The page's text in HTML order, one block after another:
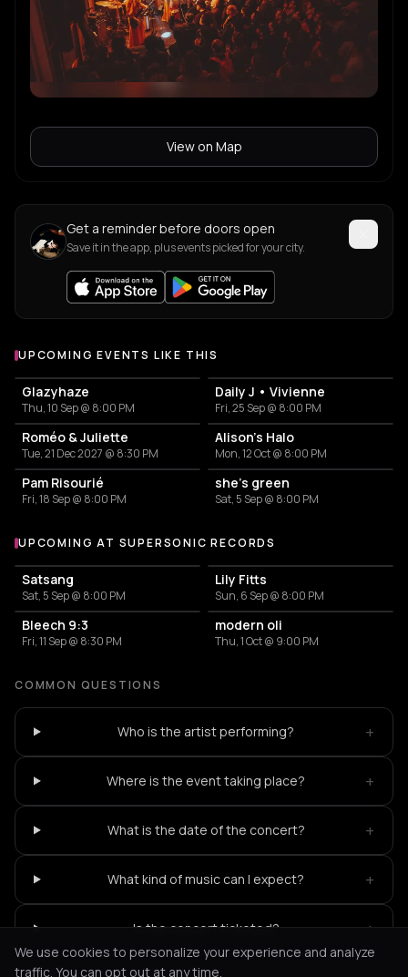
View on Map
Get a reminder before doors open
Save it in the app, plus events picked for your city.
UPCOMING EVENTS LIKE THIS
Glazyhaze
Thu, 10 Sep @ 8:00 PM
Daily J • Vivienne
Fri, 25 Sep @ 8:00 PM
Roméo & Juliette
Tue, 21 Dec 2027 @ 8:30 PM
Alison's Halo
Mon, 12 Oct @ 8:00 PM
Pam Risourié
Fri, 18 Sep @ 8:00 PM
she’s green
Sat, 5 Sep @ 8:00 PM
More events at Supersonic Records
UPCOMING AT SUPERSONIC RECORDS
Satsang
Sat, 5 Sep @ 8:00 PM
Lily Fitts
Sun, 6 Sep @ 8:00 PM
Bleech 9:3
Fri, 11 Sep @ 8:30 PM
modern oli
Thu, 1 Oct @ 9:00 PM
COMMON QUESTIONS
Who is the artist performing? +
Where is the event taking place? +
What is the date of the concert? +
What kind of music can I expect? +
Is the concert ticketed? +
We use cookies to personalize your experience and analyze
traffic. You can opt out at any time.